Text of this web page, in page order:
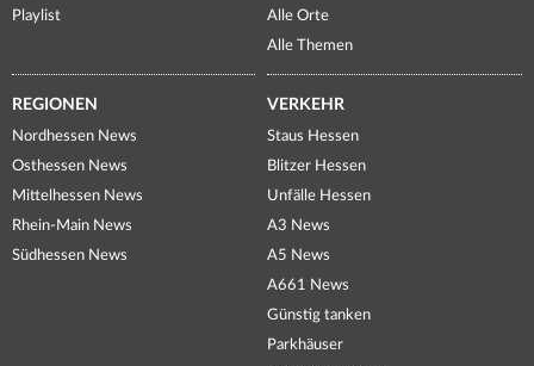
Playlist
Alle Orte
Alle Themen
REGIONEN
Nordhessen News
Osthessen News
Mittelhessen News
Rhein-Main News
Südhessen News
VERKEHR
Staus Hessen
Blitzer Hessen
Unfälle Hessen
A3 News
A5 News
A661 News
Günstig tanken
Parkhäuser